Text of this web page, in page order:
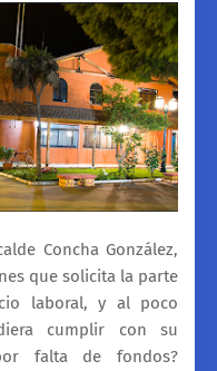
Concha González,
que solicita la parte
laboral, y al poco
cumplir con su
falta de fondos?